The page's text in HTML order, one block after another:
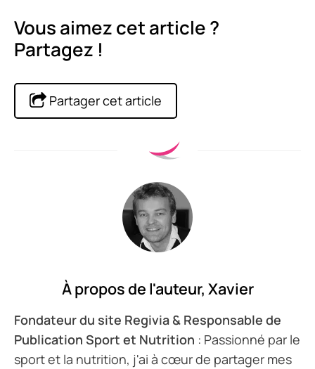
Vous aimez cet article ?
Partagez !
Partager cet article
À propos de l'auteur, Xavier
Fondateur du site Regivia & Responsable de
Publication Sport et Nutrition : Passionné par le
sport et la nutrition, j'ai à cœur de partager mes